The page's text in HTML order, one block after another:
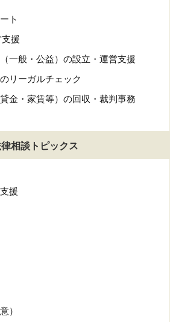
ト
援
一般・公益）の設立・運営支援
リーガルチェック
金・家賃等）の回収・裁判事務
相談トピックス
援
）